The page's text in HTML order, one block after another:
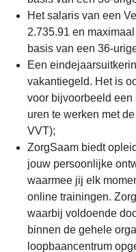
Het salaris van een
2.735.91 en
basis van een 36-
Een
vakantiegeld. Het is
voor bijvoorbeeld een
uren te werken met
VVT);
ZorgSaam biedt
jouw persoonlijke
waarmee jij elk
online trainingen.
waarbij voldoende
binnen de gehele
loopbaancentrum